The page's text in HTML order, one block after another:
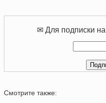
✉ Для подписки на
Смотрите также: